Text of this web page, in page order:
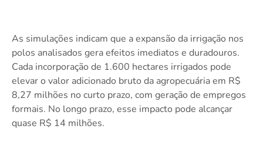
As simulações indicam que a expansão da irrigação nos
polos analisados gera efeitos imediatos e duradouros.
Cada incorporação de 1.600 hectares irrigados pode
elevar o valor adicionado bruto da agropecuária em R$
8,27 milhões no curto prazo, com geração de empregos
formais. No longo prazo, esse impacto pode alcançar
quase R$ 14 milhões.